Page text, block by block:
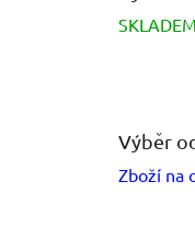
Výběr
Zboží na